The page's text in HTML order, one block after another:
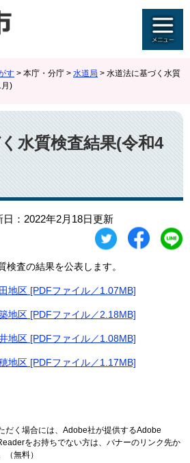
す > 本庁・分庁 > 水道局 > 水道法に基づく水質
)
水質検査結果(令和4
日：2022年2月18日更新
査の結果を公表します。
地区 [PDFファイル／1.07MB]
地区 [PDFファイル／2.18MB]
地区 [PDFファイル／1.08MB]
地区 [PDFファイル／1.17MB]
だく場合には、Adobe社が提供するAdobe
をお持ちでない方は、バナーのリンク先か
（無料）